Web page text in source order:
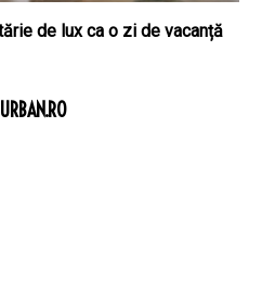
de lux ca o zi de vacanță
URBAN.RO